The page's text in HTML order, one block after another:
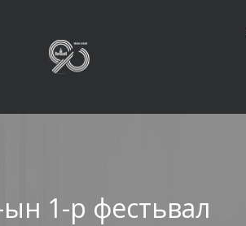
1-р фестьвал